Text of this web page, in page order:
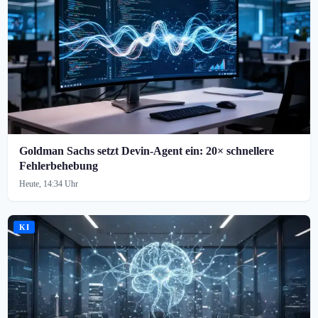
Goldman Sachs setzt Devin-Agent ein: 20× schnellere
Fehlerbehebung
Heute, 14:34 Uhr
KI